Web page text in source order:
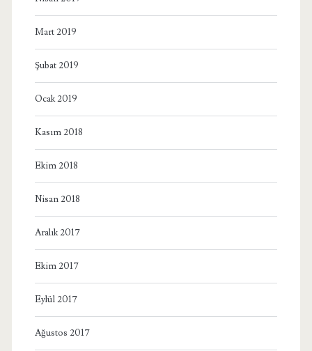
Mart 2019
Şubat 2019
Ocak 2019
Kasım 2018
Ekim 2018
Nisan 2018
Aralık 2017
Ekim 2017
Eylül 2017
Ağustos 2017